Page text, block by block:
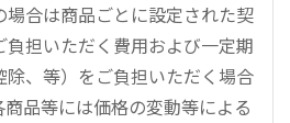
合は商品ごとに設定された契
担いただく費用および一定期
、等）をご負担いただく場合
品等には価格の変動等による